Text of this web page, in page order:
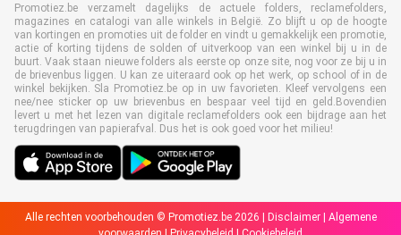
Promotiez.be verzamelt dagelijks de actuele folders, reclamefolders,
magazines en catalogi van alle winkels in België. Zo blijft u op de hoogte
van kortingen en promoties uit de folder en vindt u gemakkelijk een promotie,
actie of korting tijdens de solden of uitverkoop van een winkel bij u in de
buurt. Vaak staan nieuwe folders als eerste op onze site, nog voor ze bij u in
de brievenbus liggen. U kan ze uiteraard ook op het werk, op school of in de
winkel bekijken. Sla Promotiez.be op in uw favorieten. Kleef vervolgens een
nee/nee sticker op uw brievenbus en bespaar veel tijd en geld.Bovendien
levert u met het lezen van digitale reclamefolders ook een bijdrage aan het
terugdringen van papierafval. Dus het is ook goed voor het milieu!
Alle rechten voorbehouden © Promotiez.be 2026 | Disclaimer| Algemene